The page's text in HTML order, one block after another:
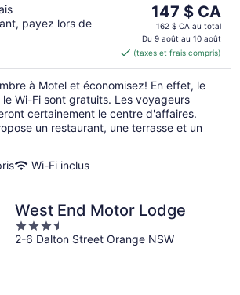
payez lors de
Le
prix
est
de 147 $ CA
par
nuit
147 $ CA
162 $ CA au total
Du 9 août au 10 août
(taxes et frais compris)
à Motel et économisez! En effet, le
Wi-Fi sont gratuits. Les voyageurs
certainement le centre d'affaires.
un restaurant, une terrasse et un
Wi-Fi inclus
West End Motor Lodge
3.5
out
2-6 Dalton Street Orange NSW